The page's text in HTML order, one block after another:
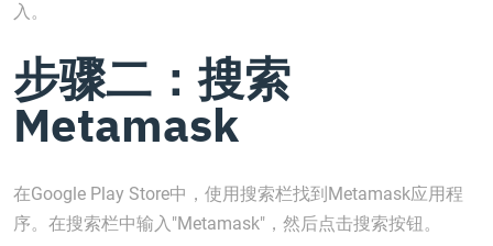
入。
步骤二：搜索
Metamask
在Google Play Store中，使用搜索栏找到Metamask应用程
序。在搜索栏中输入"Metamask"，然后点击搜索按钮。